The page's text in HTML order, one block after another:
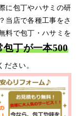
に包丁やハサミの研
当店で各種工事をさ
料で包丁・ハサミを
包丁が一本500
ださい。